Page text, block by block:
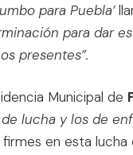
para Puebla’
para dar
presentes”.
Municipal de
lucha y los de
en esta